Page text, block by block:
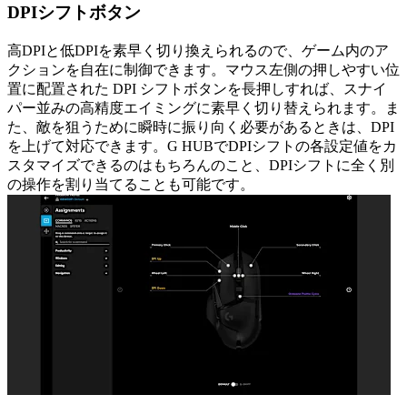
DPIシフトボタン
高DPIと低DPIを素早く切り換えられるので、ゲーム内のア
クションを自在に制御できます。マウス左側の押しやすい位
置に配置された DPI シフトボタンを長押しすれば、スナイ
パー並みの高精度エイミングに素早く切り替えられます。ま
た、敵を狙うために瞬時に振り向く必要があるときは、DPI
を上げて対応できます。G HUBでDPIシフトの各設定値をカ
スタマイズできるのはもちろんのこと、DPIシフトに全く別
の操作を割り当てることも可能です。